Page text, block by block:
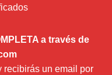
a través de
recibirás un email por